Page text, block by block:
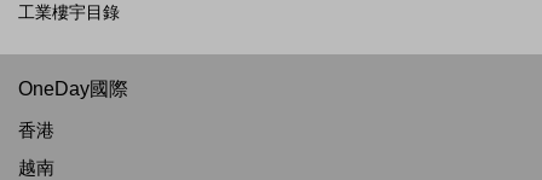
工業樓宇目錄
OneDay國際
香港
越南